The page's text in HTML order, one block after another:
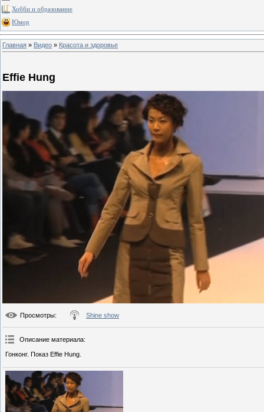
Хобби и образование
Юмор
Главная » Видео » Красота и здоровье
Effie Hung
Просмотры: Shine show
Описание материала:
Гонконг. Показ Effie Hung.